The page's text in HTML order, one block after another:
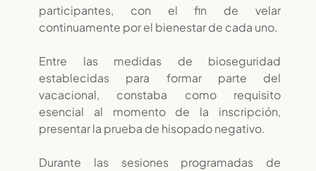
participantes, con el fin de velar
continuamente por el bienestar de cada uno.
Entre las medidas de bioseguridad
establecidas para formar parte del
vacacional, constaba como requisito
esencial al momento de la inscripción,
presentar la prueba de hisopado negativo.
Durante las sesiones programadas de